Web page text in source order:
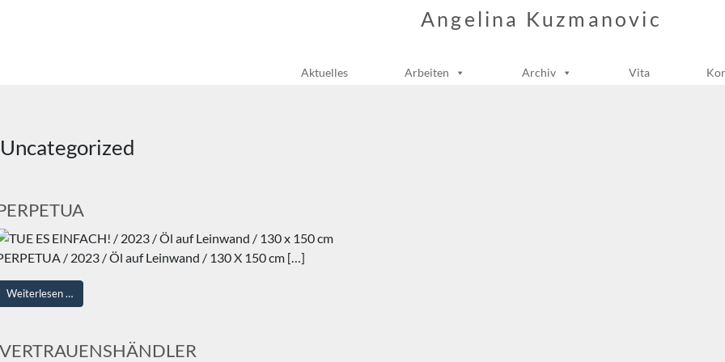
Angelina Kuzmanovic
Aktuelles Arbeiten Archiv Vita
Uncategorized
/ 2023 / Öl auf Leinwand / 130 X 150 cm […]
Weiterlesen …